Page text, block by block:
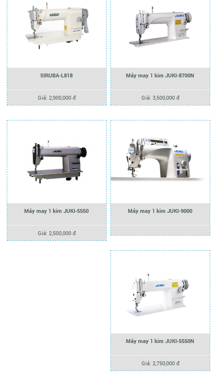
SIRUBA-L818
Giá: 2,900,000 đ
Máy may 1 kim JUKI-8700N
Giá: 3,500,000 đ
Máy may 1 kim JUKI-5550
Giá: 2,500,000 đ
Máy may 1 kim JUKI-9000
Máy may 1 kim JUKI-5550N
Giá: 2,750,000 đ